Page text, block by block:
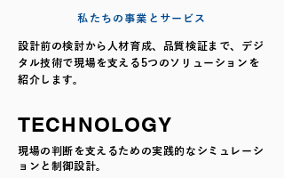
​私たちの事業とサービス
設計前の検討から人材育成、品質検証まで、デジ
タル技術で現場を支える5つのソリューションを
紹介します。
TECHNOLOGY
現場の判断を支えるための実践的なシミュレーシ
ョンと制御設計。